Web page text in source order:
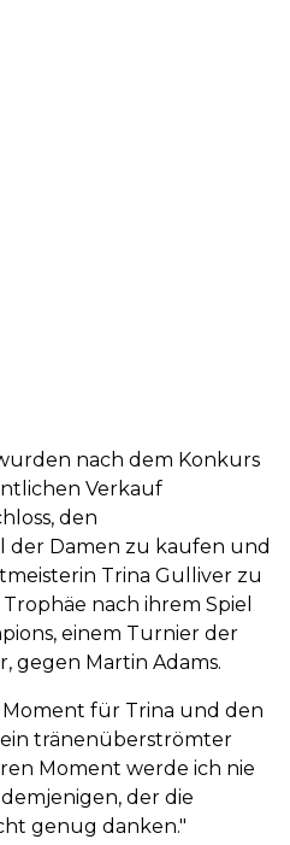
nach dem Konkurs
Verkauf
den
der Damen zu kaufen und
Trina Gulliver zu
nach ihrem Spiel
einem Turnier der
gegen Martin Adams.
für Trina und den
tränenüberströmter
Moment werde ich nie
der die
genug danken."